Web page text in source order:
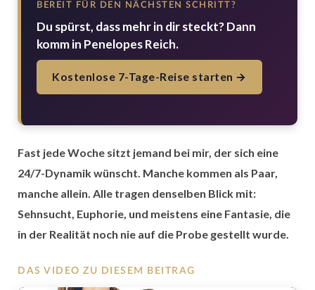
BEREIT FÜR DEN NÄCHSTEN SCHRITT?
Du spürst, dass mehr in dir steckt? Dann
komm in Penelopes Reich.
Kostenlose 7-Tage-Reise starten →
Fast jede Woche sitzt jemand bei mir, der sich eine
24/7-Dynamik wünscht. Manche kommen als Paar,
manche allein. Alle tragen denselben Blick mit:
Sehnsucht, Euphorie, und meistens eine Fantasie, die
in der Realität noch nie auf die Probe gestellt wurde.
DAS VIDEO ZU DIESEM BEITRAG